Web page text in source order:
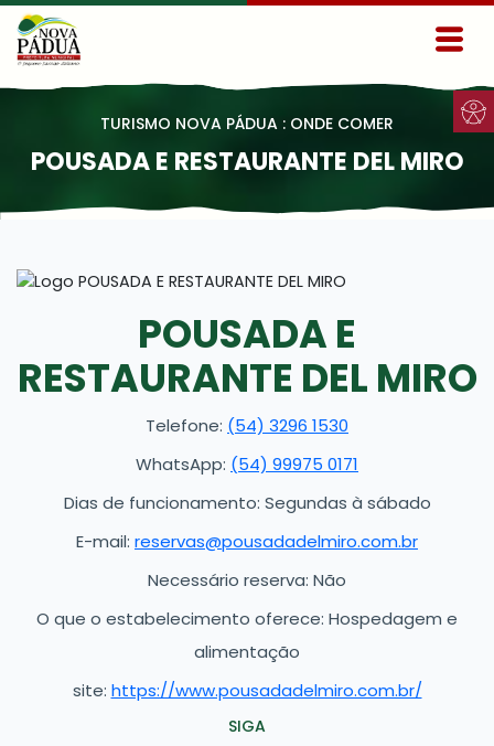
Ir para conteúdo principal
Conteúdo Menu
Conteúdo Principal
TURISMO NOVA PÁDUA : ONDE COMER
POUSADA E RESTAURANTE DEL MIRO
POUSADA E
RESTAURANTE DEL MIRO
Telefone: (54) 3296 1530
WhatsApp: (54) 99975 0171
Dias de funcionamento: Segundas à sábado
E-mail: reservas@pousadadelmiro.com.br
Necessário reserva: Não
O que o estabelecimento oferece: Hospedagem e
alimentação
site: https://www.pousadadelmiro.com.br/
SIGA